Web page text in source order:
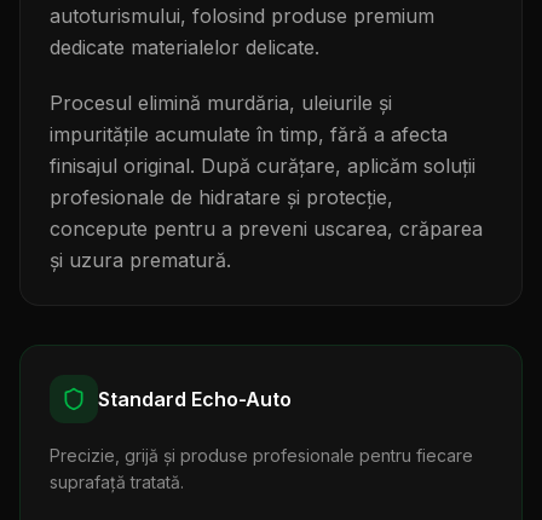
autoturismului, folosind produse premium
dedicate materialelor delicate.
Procesul elimină murdăria, uleiurile și
impuritățile acumulate în timp, fără a afecta
finisajul original. După curățare, aplicăm soluții
profesionale de hidratare și protecție,
concepute pentru a preveni uscarea, crăparea
și uzura prematură.
Standard Echo-Auto
Precizie, grijă și produse profesionale pentru fiecare
suprafață tratată.